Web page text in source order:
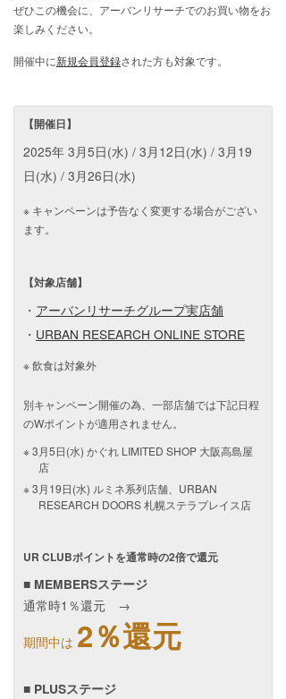
ぜひこの機会に、アーバンリサーチでのお買い物をお
楽しみください。
開催中に新規会員登録された方も対象です。
【開催日】
2025年 3月5日(水) / 3月12日(水) / 3月19
日(水) / 3月26日(水)
※ キャンペーンは予告なく変更する場合がござい
ます。
【対象店舗】
・ アーバンリサーチグループ実店舗
・ URBAN RESEARCH ONLINE STORE
飲食は対象外
別キャンペーン開催の為、一部店舗では下記日程
のWポイントが適用されません。
3月5日(水) かぐれ LIMITED SHOP 大阪高島屋
店
3月19日(水) ルミネ系列店舗、URBAN
RESEARCH DOORS 札幌ステラプレイス店
UR CLUBポイントを通常時の2倍で還元
■ MEMBERSステージ
通常時1％還元 →
期間中は 2％還元
■ PLUSステージ